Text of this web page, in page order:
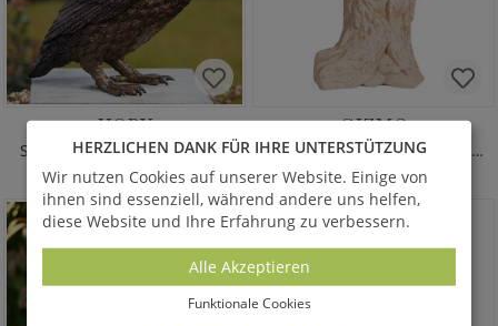
HOBY
Stehende Bronze Eulenfigur
445,00 €*
GIZMO
Steinguss Statue - Baumstamm mit Eule
357,00 €*
HERZLICHEN DANK FÜR IHRE UNTERSTÜTZUNG
Wir nutzen Cookies auf unserer Website. Einige von
ihnen sind essenziell, während andere uns helfen,
diese Website und Ihre Erfahrung zu verbessern.
Alle Akzeptieren
Funktionale Cookies